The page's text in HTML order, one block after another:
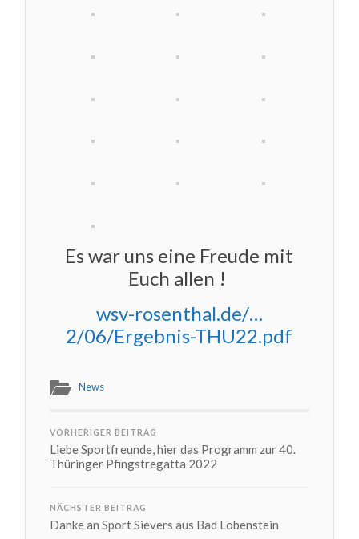
Es war uns eine Freude mit
Euch allen !
wsv-rosenthal.de/…
2/06/Ergebnis-THU22.pdf
News
VORHERIGER BEITRAG
Liebe Sportfreunde, hier das Programm zur 40.
Thüringer Pfingstregatta 2022
NÄCHSTER BEITRAG
Danke an Sport Sievers aus Bad Lobenstein